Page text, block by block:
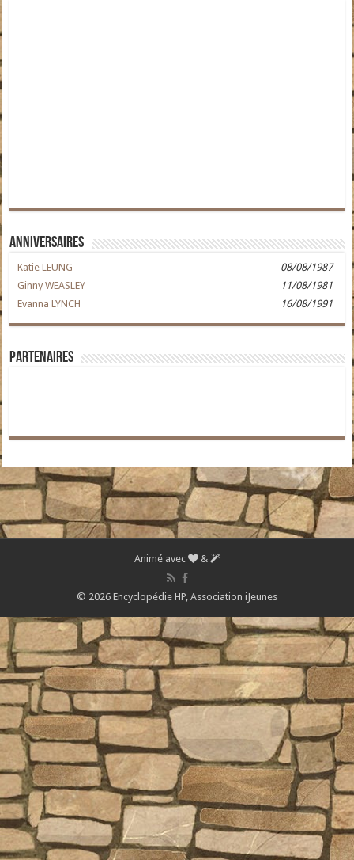
Anniversaires
Katie LEUNG
08/08/1987
Ginny WEASLEY
11/08/1981
Evanna LYNCH
16/08/1991
Partenaires
Animé avec &
© 2026 Encyclopédie HP, Association iJeunes